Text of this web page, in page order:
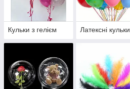
Кульки з гелієм Латексні кульки